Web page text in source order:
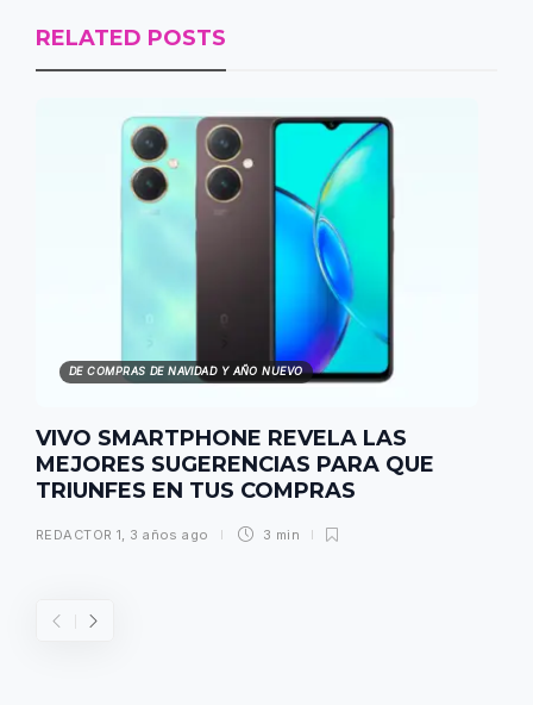
RELATED POSTS
DE COMPRAS DE NAVIDAD Y AÑO NUEVO
VIVO SMARTPHONE REVELA LAS
MEJORES SUGERENCIAS PARA QUE
TRIUNFES EN TUS COMPRAS
REDACTOR 1, 3 años ago 3 min